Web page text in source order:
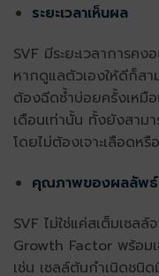
ระยะเวลาเห็นผล
SVF มีระยะเวลาการค
หากดูแลตัวเองให้ดีก็ส
ต้องฉีดซ้ำบ่อยครั้งเหมือ
เดือนเท่านั้น ทั้งยังสามา
โดยไม่ต้องเจาะเลือดห
คุณภาพของผลลัพธ์
SVF ไม่ใช่แค่สเต็มเซล
Growth Factor พร้อ
เช่น เซลล์ต้นกำเนิดชนิ